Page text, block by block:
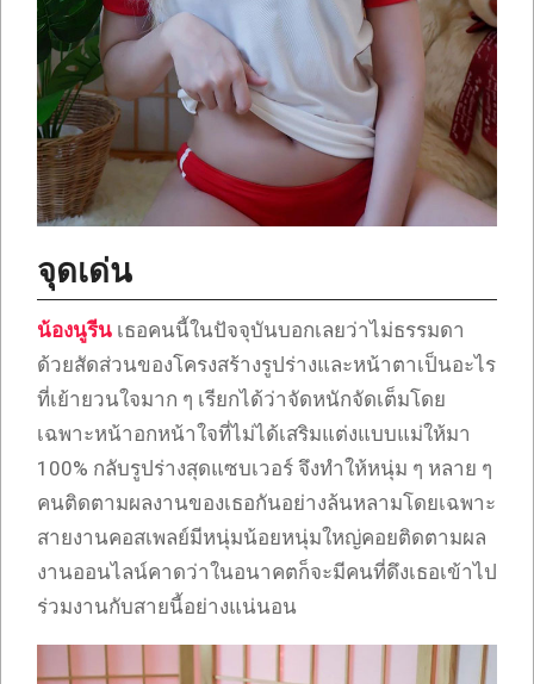
จุดเด่น
น้องนูรีน เธอคนนี้ในปัจจุบันบอกเลยว่าไม่ธรรมดา
ด้วยสัดส่วนของโครงสร้างรูปร่างและหน้าตาเป็นอะไร
ที่เย้ายวนใจมาก ๆ เรียกได้ว่าจัดหนักจัดเต็มโดย
เฉพาะหน้าอกหน้าใจที่ไม่ได้เสริมแต่งแบบแม่ให้มา
100% กลับรูปร่างสุดแซบเวอร์ จึงทำให้หนุ่ม ๆ หลาย ๆ
คนติดตามผลงานของเธอกันอย่างล้นหลามโดยเฉพาะ
สายงานคอสเพลย์มีหนุ่มน้อยหนุ่มใหญ่คอยติดตามผล
งานออนไลน์คาดว่าในอนาคตก็จะมีคนที่ดึงเธอเข้าไป
ร่วมงานกับสายนี้อย่างแน่นอน